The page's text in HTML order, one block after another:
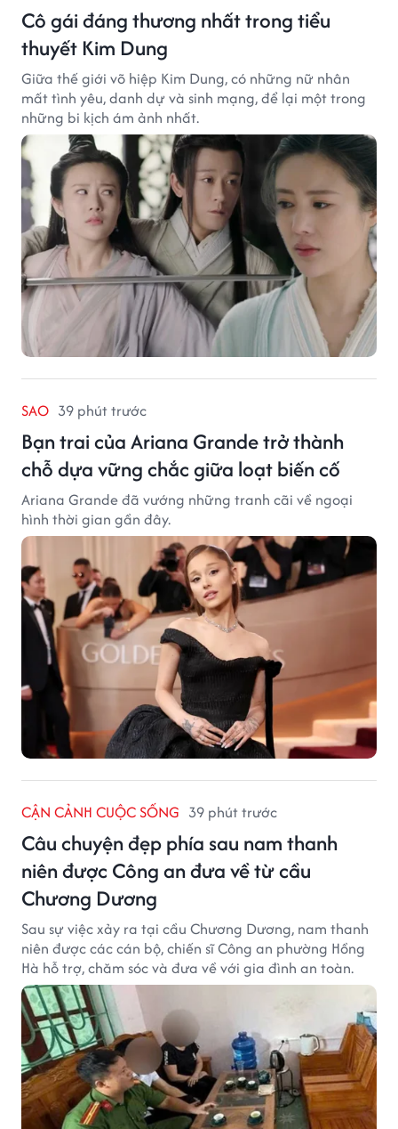
Cô gái đáng thương nhất trong tiểu
thuyết Kim Dung
Giữa thế giới võ hiệp Kim Dung, có những nữ nhân
mất tình yêu, danh dự và sinh mạng, để lại một trong
những bi kịch ám ảnh nhất.
SAO 39 phút trước
Bạn trai của Ariana Grande trở thành
chỗ dựa vững chắc giữa loạt biến cố
Ariana Grande đã vướng những tranh cãi về ngoại
hình thời gian gần đây.
CẬN CẢNH CUỘC SỐNG 39 phút trước
Câu chuyện đẹp phía sau nam thanh
niên được Công an đưa về từ cầu
Chương Dương
Sau sự việc xảy ra tại cầu Chương Dương, nam thanh
niên được các cán bộ, chiến sĩ Công an phường Hồng
Hà hỗ trợ, chăm sóc và đưa về với gia đình an toàn.